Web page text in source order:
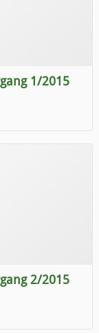
1/2015
2/2015